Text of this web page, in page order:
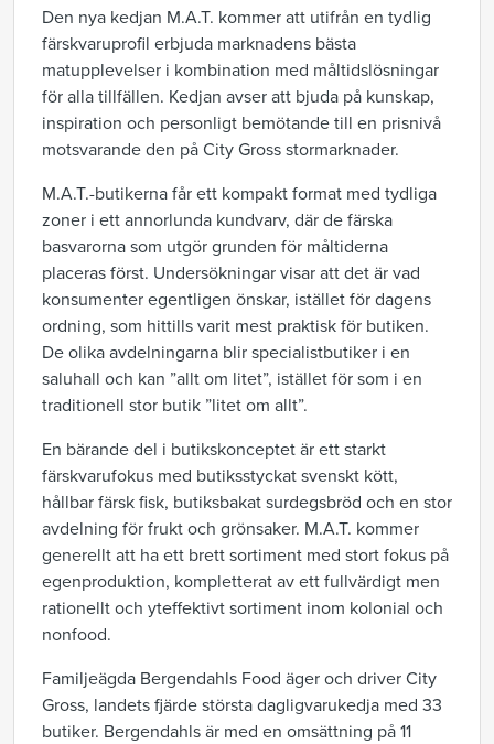
Den nya kedjan M.A.T. kommer att utifrån en tydlig
färskvaruprofil erbjuda marknadens bästa
matupplevelser i kombination med måltidslösningar
för alla tillfällen. Kedjan avser att bjuda på kunskap,
inspiration och personligt bemötande till en prisnivå
motsvarande den på City Gross stormarknader.
M.A.T.-butikerna får ett kompakt format med tydliga
zoner i ett annorlunda kundvarv, där de färska
basvarorna som utgör grunden för måltiderna
placeras först. Undersökningar visar att det är vad
konsumenter egentligen önskar, istället för dagens
ordning, som hittills varit mest praktisk för butiken.
De olika avdelningarna blir specialistbutiker i en
saluhall och kan ”allt om litet”, istället för som i en
traditionell stor butik ”litet om allt”.
En bärande del i butikskonceptet är ett starkt
färskvarufokus med butiksstyckat svenskt kött,
hållbar färsk fisk, butiksbakat surdegsbröd och en stor
avdelning för frukt och grönsaker. M.A.T. kommer
generellt att ha ett brett sortiment med stort fokus på
egenproduktion, kompletterat av ett fullvärdigt men
rationellt och yteffektivt sortiment inom kolonial och
nonfood.
Familjeägda Bergendahls Food äger och driver City
Gross, landets fjärde största dagligvarukedja med 33
butiker. Bergendahls är med en omsättning på 11